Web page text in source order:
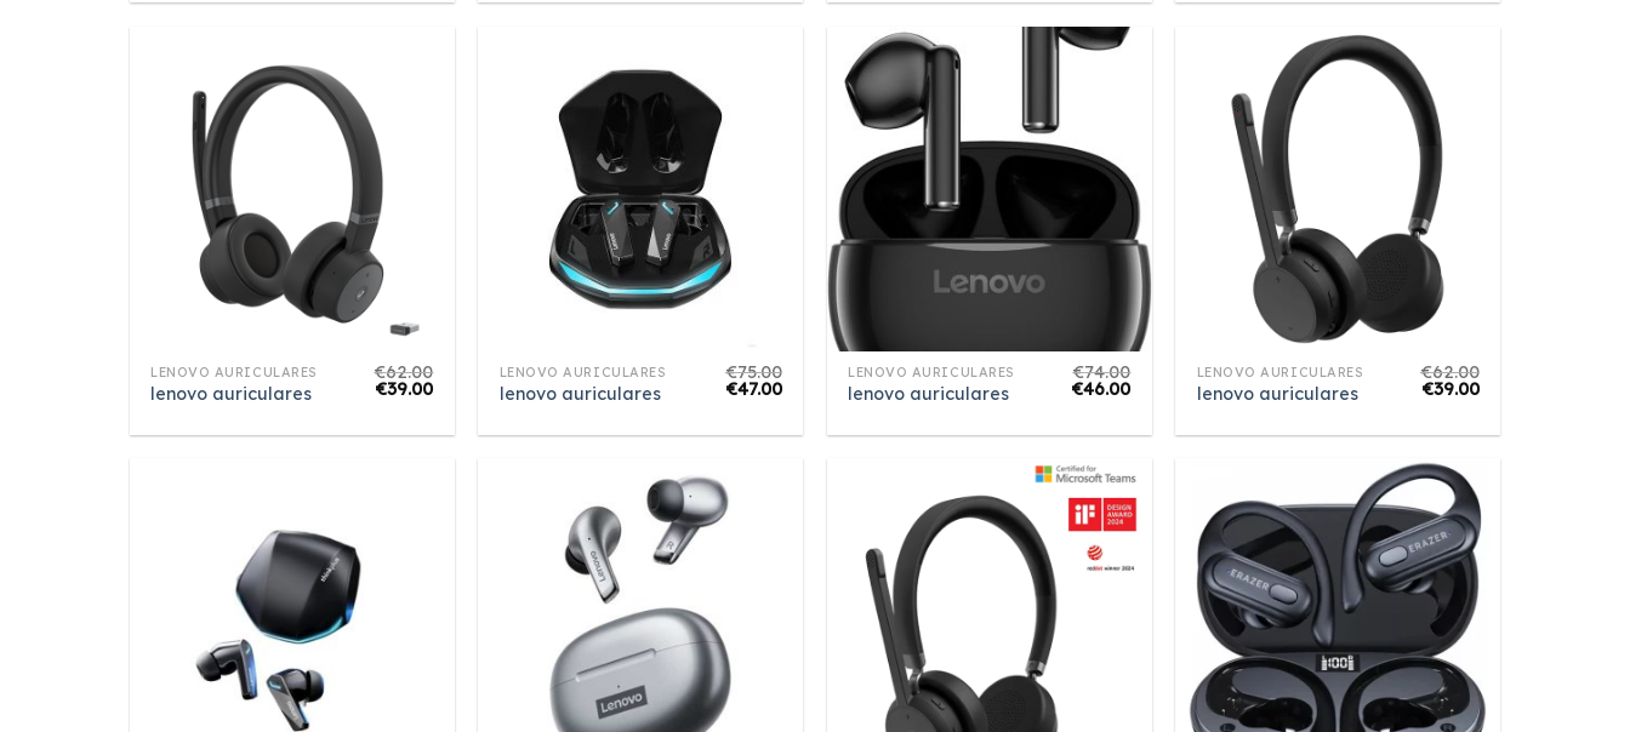
LENOVO AURICULARES
lenovo auriculares
€62.00
€39.00
LENOVO AURICULARES
lenovo auriculares
€75.00
€47.00
LENOVO AURICULARES
lenovo auriculares
€74.00
€46.00
LENOVO AURICULARES
lenovo auriculares
€62.00
€39.00